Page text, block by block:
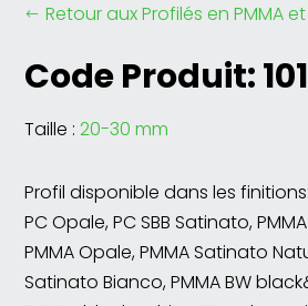
# Retour aux Profilés en PMMA
Code Produit:
Taille :20-30 mm
Profil disponible dans les
PC Opale, PC SBB Satinato,
PMMA Opale, PMMA Satinato
Satinato Bianco, PMMA BW